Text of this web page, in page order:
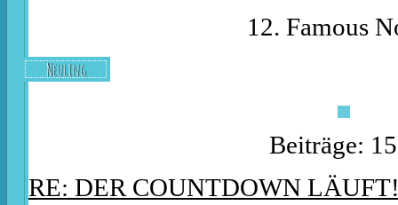
12. Famous
Neuling
Beiträge:
RE: DER COUNTDOWN